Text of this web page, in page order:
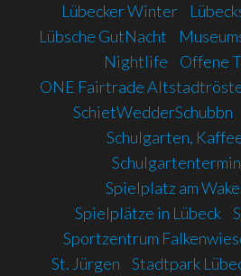
Lübecker Winter
Lübsche GutNacht
Nightlife
Offene
ONE Fairtrade
SchietWedderSchubbn
Schulgarten,
Spielplatz am
Spielplätze in Lübeck
Sportzentrum
St. Jürgen
Stadtpark